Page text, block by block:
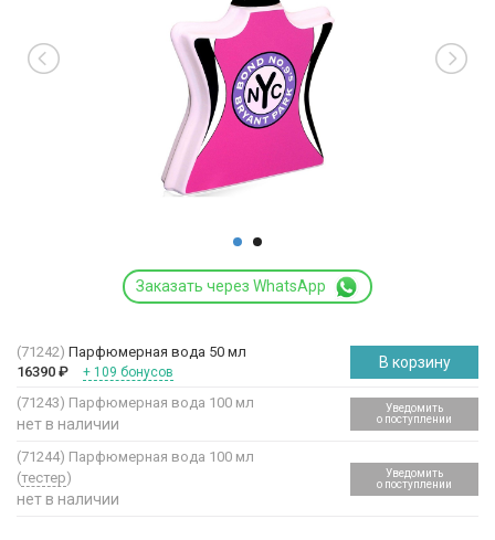
Заказать через WhatsApp
(71242) Парфюмерная вода 50 мл
16390 ₽ + 109 бонусов
В корзину
(71243) Парфюмерная вода 100 мл
нет в наличии
Уведомить
о поступлении
(71244) Парфюмерная вода 100 мл
(тестер)
нет в наличии
Уведомить
о поступлении